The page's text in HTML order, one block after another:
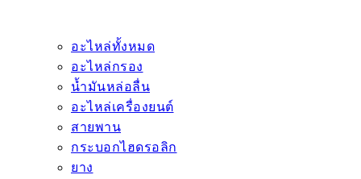
อะไหล่ทั้งหมด
อะไหล่กรอง
น้ำมันหล่อลื่น
อะไหล่เครื่องยนต์
สายพาน
กระบอกไฮดรอลิก
ยาง